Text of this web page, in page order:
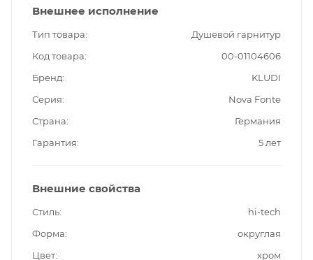
Внешнее исполнение
Тип товара
Душевой гарнитур
Код товара
00-01104606
Бренд
KLUDI
Серия
Nova Fonte
Страна
Германия
Гарантия
5 лет
Внешние свойства
Стиль
hi-tech
Форма
округлая
Цвет
хром